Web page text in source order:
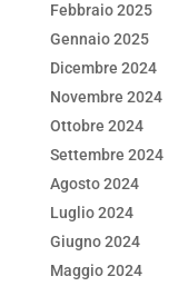
Febbraio 2025
Gennaio 2025
Dicembre 2024
Novembre 2024
Ottobre 2024
Settembre 2024
Agosto 2024
Luglio 2024
Giugno 2024
Maggio 2024